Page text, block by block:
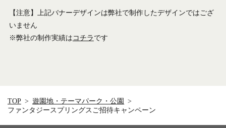
【注意】上記バナーデザインは弊社で制作したデザインではござ
いません
※弊社の制作実績はコチラです
TOP
遊園地・テーマパーク・公園
ファンタジースプリングスご招待キャンペーン